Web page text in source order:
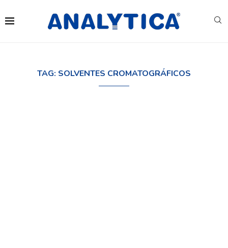
TAG: SOLVENTES CROMATOGRÁFICOS